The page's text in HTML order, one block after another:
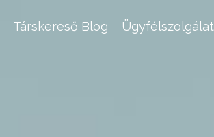
Társkereső Blog Ügyfélszolgálat